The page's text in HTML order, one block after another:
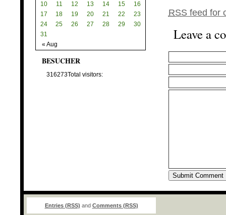
« Aug
10
11 12 13 14 15
16
17
18 19 20 21 22
23
24
25 26 27 28 29
30
31
BESUCHER
316273Total visitors:
RSS feed for
Leave a
Entries (RSS) and Comments (RSS)